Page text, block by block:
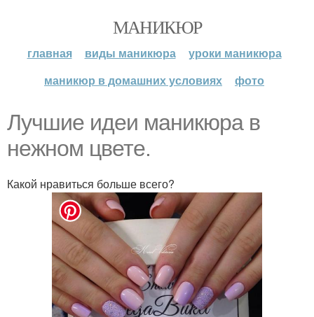
МАНИКЮР
главная виды маникюра
уроки маникюра
маникюр в домашних условиях
фото
Лучшие идеи маникюра в
нежном цвете.
Какой нравиться больше всего?